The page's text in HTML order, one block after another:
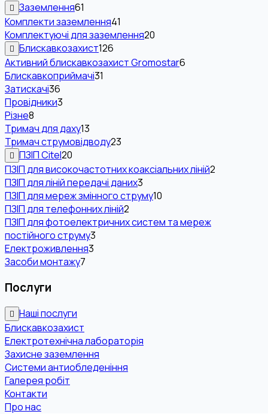
Заземлення61
Комплекти заземлення41
Комплектуючі для заземлення20
Блискавкозахист126
Активний блискавкозахист Gromostar6
Блискавкоприймачі31
Затискачі36
Провідники3
Різне8
Тримач для даху13
Тримач струмовідводу23
ПЗІП Citel20
ПЗІП для високочастотних коаксіальних ліній2
ПЗІП для ліній передачі даних3
ПЗІП для мереж змінного струму10
ПЗІП для телефонних ліній2
ПЗІП для фотоелектричних систем та мереж
постійного струму3
Електроживлення3
Засоби монтажу7
Послуги
Наші послуги
Блискавкозахист
Електротехнічна лабораторія
Захисне заземлення
Системи антиобледеніння
Галерея робіт
Контакти
Про нас